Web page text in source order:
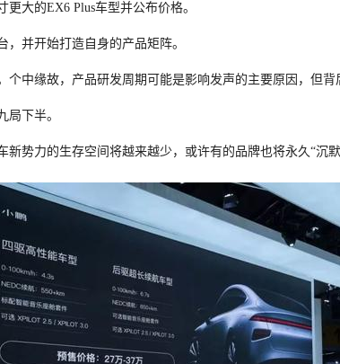
大的EX6 Plus车型并公布价格。
并开始打造自身的产品矩阵。
中缘故，产品研发周期可能是影响发声的主要原因，但背
局下半。
势力的生存空间将越来越少，或许有的品牌也将永久“沉默